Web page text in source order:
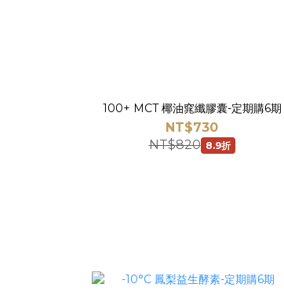
100+ MCT 椰油窕纖膠囊-定期購6期
NT$730
NT$820 8.9折